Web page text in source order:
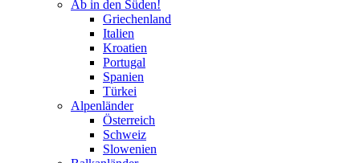
Ab in den Süden!
Griechenland
Italien
Kroatien
Portugal
Spanien
Türkei
Alpenländer
Österreich
Schweiz
Slowenien